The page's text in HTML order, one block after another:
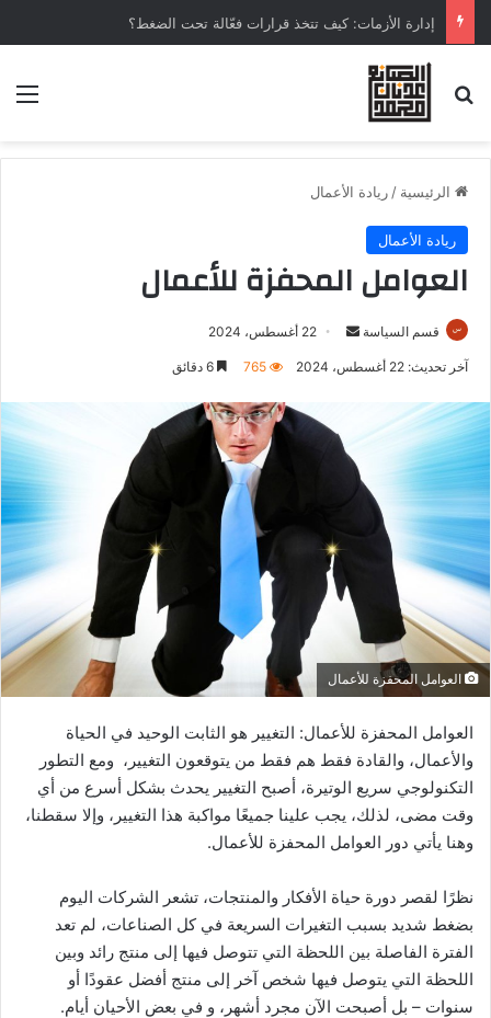
إدارة الأزمات: كيف تتخذ قرارات فعّالة تحت الضغط؟
الرئيسية / ريادة الأعمال
ريادة الأعمال
العوامل المحفزة للأعمال
قسم السياسة 22 أغسطس، 2024
آخر تحديث: 22 أغسطس، 2024 765
العوامل المحفزة للأعمال
العوامل المحفزة للأعمال: التغيير هو الثابت الوحيد في الحياة
والأعمال، والقادة فقط هم فقط من يتوقعون التغيير، ومع التطور
التكنولوجي سريع الوتيرة، أصبح التغيير يحدث بشكل أسرع من أي
وقت مضى، لذلك، يجب علينا جميعًا مواكبة هذا التغيير، وإلا سقطنا،
وهنا يأتي دور العوامل المحفزة للأعمال.
نظرًا لقصر دورة حياة الأفكار والمنتجات، تشعر الشركات اليوم
بضغط شديد بسبب التغيرات السريعة في كل الصناعات، لم تعد
الفترة الفاصلة بين اللحظة التي تتوصل فيها إلى منتج رائد وبين
اللحظة التي يتوصل فيها شخص آخر إلى منتج أفضل عقودًا أو
سنوات – بل أصبحت الآن مجرد أشهر، و في بعض الأحيان أيام.